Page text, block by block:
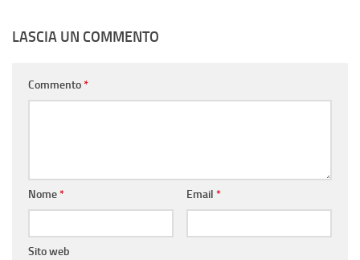
LASCIA UN COMMENTO
Commento*
Nome* Email *
Sito web